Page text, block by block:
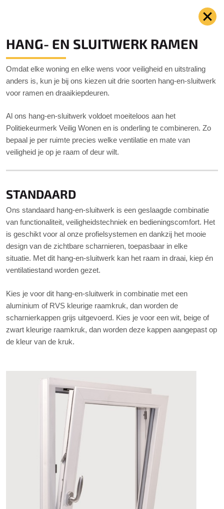
HANG- EN SLUITWERK RAMEN
Omdat elke woning en elke wens voor veiligheid en uitstraling
anders is, kun je bij ons kiezen uit drie soorten hang-en-sluitwerk
voor ramen en draaikiepdeuren.
Al ons hang-en-sluitwerk voldoet moeiteloos aan het
Politiekeurmerk Veilig Wonen en is onderling te combineren. Zo
bepaal je per ruimte precies welke ventilatie en mate van
veiligheid je op je raam of deur wilt.
STANDAARD
Ons standaard hang-en-sluitwerk is een geslaagde combinatie
van functionaliteit, veiligheidstechniek en bedieningscomfort. Het
is geschikt voor al onze profielsystemen en dankzij het mooie
design van de zichtbare scharnieren, toepasbaar in elke
situatie. Met dit hang-en-sluitwerk kan het raam in draai, kiep én
ventilatiestand worden gezet.
Kies je voor dit hang-en-sluitwerk in combinatie met een
aluminium of RVS kleurige raamkruk, dan worden de
scharnierkappen grijs uitgevoerd. Kies je voor een wit, beige of
zwart kleurige raamkruk, dan worden deze kappen aangepast op
de kleur van de kruk.